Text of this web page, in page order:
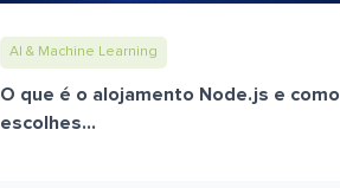
AI & Machine Learning
O que é o alojamento Node.js e como
escolhes...